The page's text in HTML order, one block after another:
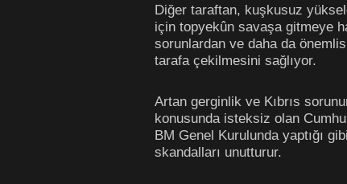
Diğer taraftan, kuşkusuz
için topyekûn savaşa gitmeye
sorunlardan ve daha da
tarafa çekilmesini sağlıyor.
Artan gerginlik ve Kıbrıs
konusunda isteksiz olan
BM Genel Kurulunda yaptığı
skandalları unutturur.